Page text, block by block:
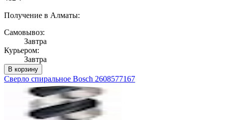
Получение в Алматы:
Самовывоз:
Завтра
Курьером:
Завтра
В корзину
Сверло спиральное Bosch 2608577167